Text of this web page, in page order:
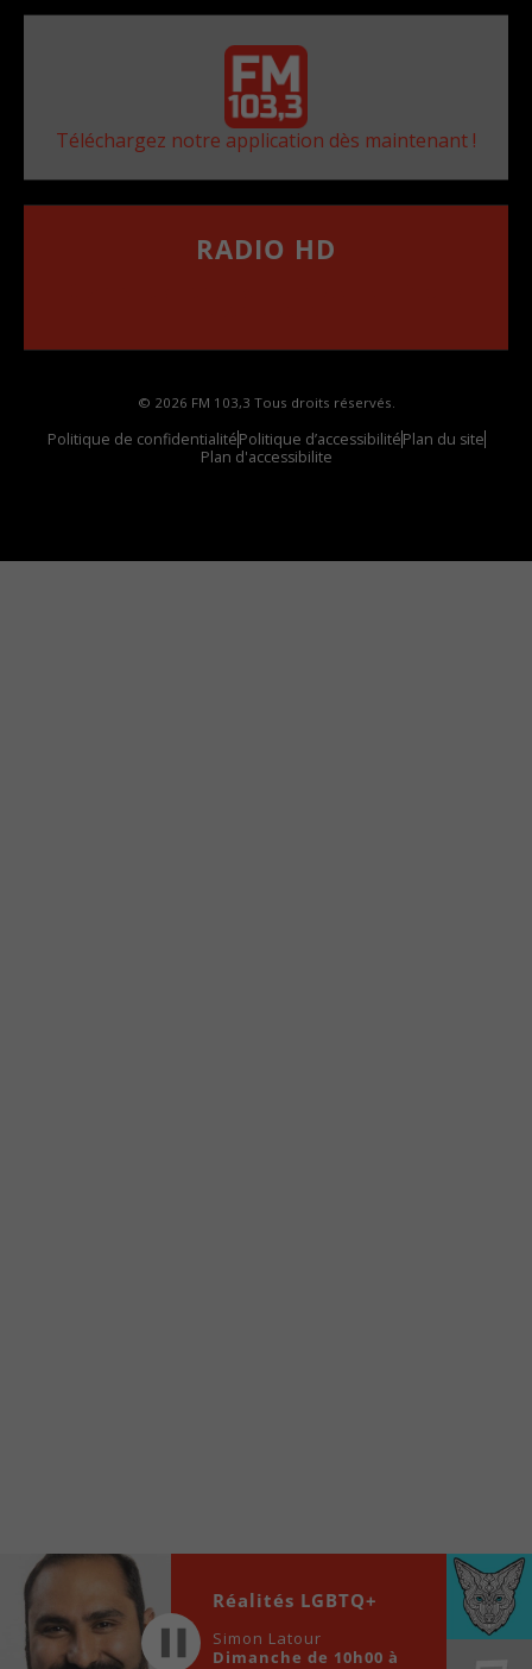
Téléchargez notre application dès maintenant !
RADIO HD
© 2026 FM 103,3 Tous droits réservés.
Politique de confidentialitéPolitique d’accessibilitéPlan du site
Plan d'accessibilite
locale vous sont maintenant accessibles en un clic!
Player
00:00 00:00
Réalités LGBTQ+
Simon Latour
Dimanche de 10h00 à